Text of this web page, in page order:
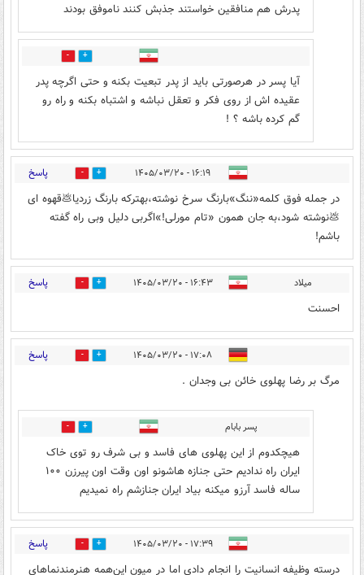
پدرش هم منافقین خواستند جذبش کنند ناموفق بودند
0
آیا پسر در هرصورتی باید از پدر تبعیت بکنه و حتی اگرچه پدر
عقیده اش از روی فکر و تعقل نباشه و اشتباه بکنه و راه رو
گم کرده باشه ؟ !
۱۶:۱۹ - ۱۴۰۵/۰۳/۲۰ 6 پاسخ
در جمله فوق کلمه«ننگ»بارنگ سرخ نوشته،بهترکه بارنگ زردیا💩قهوه ای
💩نوشته شود،به جان همون «تام مورلی!»اگربی دلیل وبی راه گفته
باشم!
میلاد ۱۶:۴۳ - ۱۴۰۵/۰۳/۲۰ 4 پاسخ
احسنت
۱۷:۰۸ - ۱۴۰۵/۰۳/۲۰ 9 پاسخ
مرگ بر رضا پهلوی خائن بی وجدان .
پسر بابام 0
هیچکدوم از این پهلوی های فاسد و بی شرف رو توی خاک
ایران راه ندادیم حتی جنازه هاشونو اون وقت اون پیرزن ۱۰۰
ساله فاسد آرزو میکنه بیاد ایران جنازشم راه نمیدیم
۱۷:۳۹ - ۱۴۰۵/۰۳/۲۰ 6 پاسخ
درسته وظیفه انسانیت را انجام دادی اما در میون این‌همه هنرمندنماهای